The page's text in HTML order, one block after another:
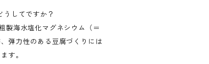
してですか？
製海水塩化マグネシウム（＝
弾力性のある豆腐づくりには
す。